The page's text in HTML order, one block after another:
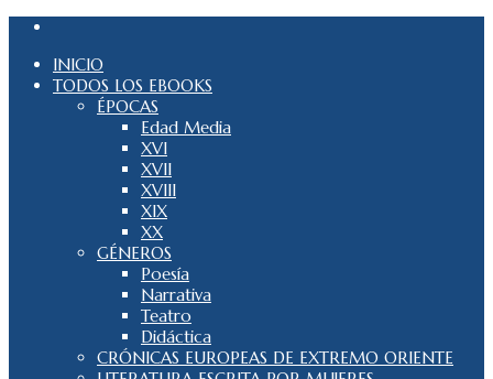
INICIO
TODOS LOS EBOOKS
ÉPOCAS
Edad Media
XVI
XVII
XVIII
XIX
XX
GÉNEROS
Poesía
Narrativa
Teatro
Didáctica
CRÓNICAS EUROPEAS DE EXTREMO ORIENTE